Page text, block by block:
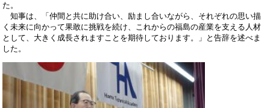
た。
知事は、「仲間と共に助け合い、励まし合いながら、それぞれの思い描
く未来に向かって果敢に挑戦を続け、これからの福島の産業を支える人材
として、大きく成長されますことを期待しております。」と告辞を述べま
した。